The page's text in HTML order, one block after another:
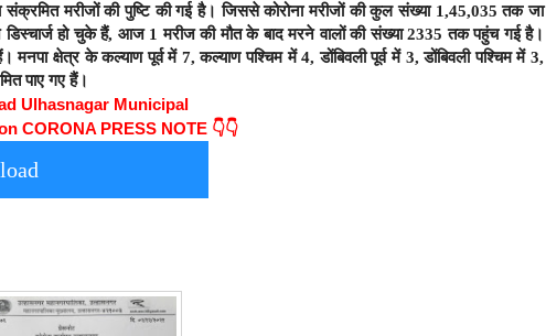
संक्रमित मरीजों की पुष्टि की गई है। जिससे कोरोना मरीजों की कुल संख्या 1,45,035 तक जा
हो चुके हैं, आज 1 मरीज की मौत के बादमरने वालों की संख्या 2335 तक पहुंच गई है।
क्षेत्र के कल्याण पूर्व में 7, कल्याण पश्चिम में 4, डोंबिवली पूर्व में 3, डोंबिवली पश्चिम में 3,
पाए गए हैं।
Ulhasnagar Municipal
CORONA PRESS NOTE 👇👇